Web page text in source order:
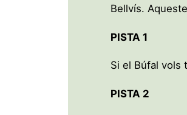
Bellvís.
PISTA 1
Si el Búfal vols
PISTA 2